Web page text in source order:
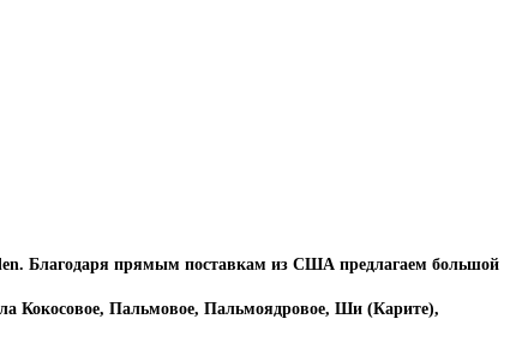
Благодаря прямым поставкам из США предлагаем большой
Кокосовое, Пальмовое, Пальмоядровое, Ши (Карите),